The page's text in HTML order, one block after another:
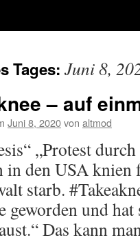
Tages: Juni 8,
– auf
Juni 8, 2020von altmod
„Protest
in den USA
starb.
geworden und
Das kann